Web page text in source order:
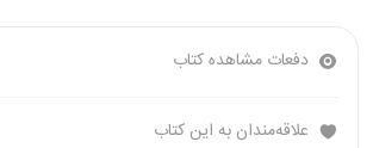
دفعات مشاهده کتاب
علاقه‌مندان به این کتاب